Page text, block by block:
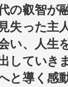
の叡智が
失った主
い、人生
していき
と導く感